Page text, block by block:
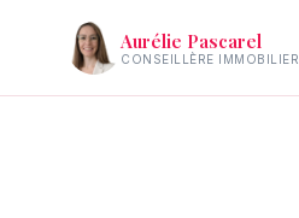
Aurélie Pascarel
CONSEILLÈRE IMMOBILIER